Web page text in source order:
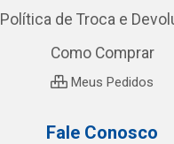
Política de Troca e
Como Comprar
Meus Pedidos
Fale Conosco